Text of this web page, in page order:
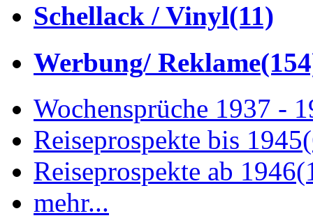
Schellack / Vinyl(11)
Werbung/ Reklame
Wochensprüche 1937 -
Reiseprospekte bis 1945
Reiseprospekte ab 1946
mehr...